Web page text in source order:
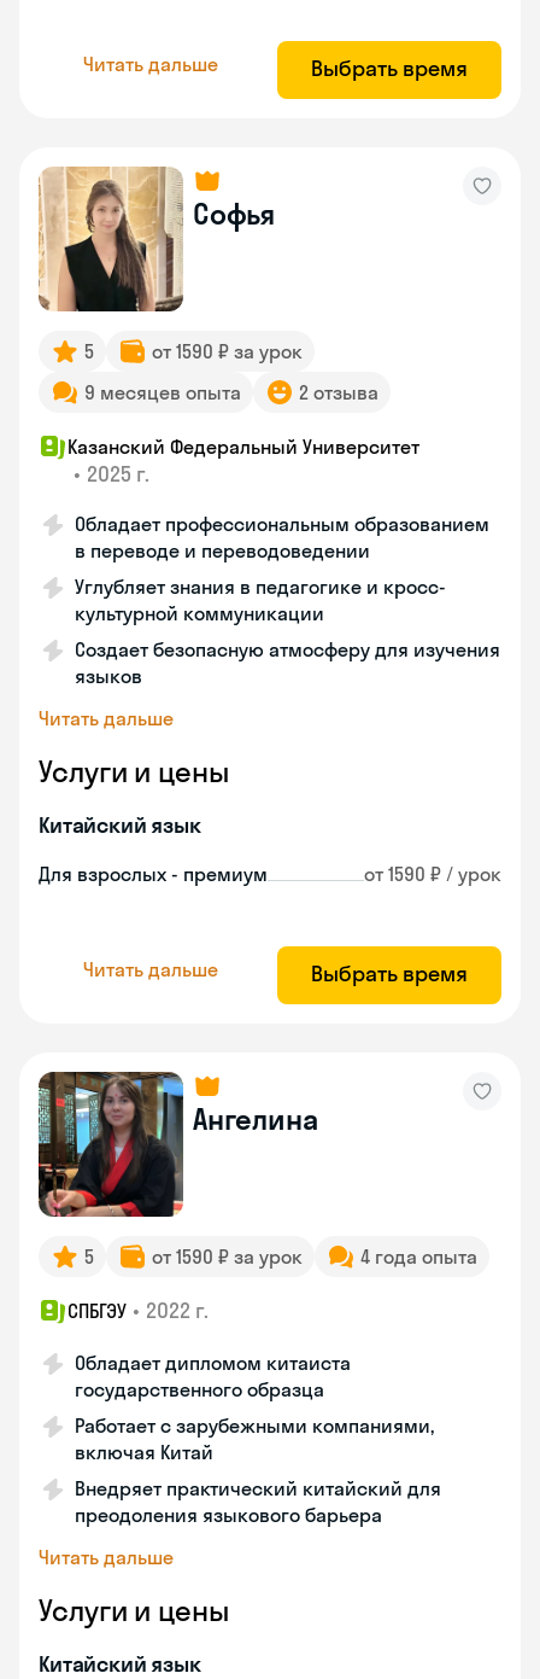
Читать дальше Выбрать время
Софья
5
от 1590 ₽ за урок
9 месяцев опыта
2 отзыва
Казанский Федеральный Университет
• 2025 г.
Обладает профессиональным образованием
в переводе и переводоведении
Углубляет знания в педагогике и кросс-
культурной коммуникации
Создает безопасную атмосферу для изучения
языков
Читать дальше
Услуги и цены
Китайский язык
Для взрослых - премиум от 1590 ₽ / урок
Читать дальше Выбрать время
Ангелина
5 от 1590 ₽ за урок 4 года опыта
СПБГЭУ • 2022 г.
Обладает дипломом китаиста
государственного образца
Работает с зарубежными компаниями,
включая Китай
Внедряет практический китайский для
преодоления языкового барьера
Читать дальше
Услуги и цены
Китайский язык